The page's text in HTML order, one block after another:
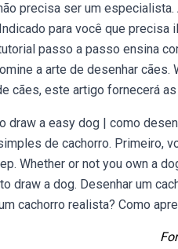
precisa ser um
para você que precisa
passo a passo ensina
a arte de desenhar
cães, este artigo fornecerá
draw a easy dog | como
de cachorro. Primeiro,
Whether or not you own a
draw a dog. Desenhar um
cachorro realista? Como